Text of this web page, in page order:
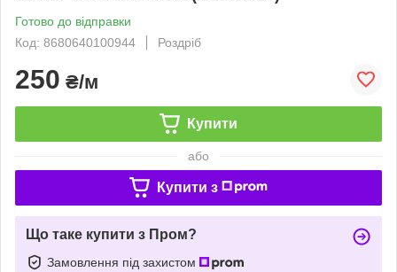
Готово до відправки
Код: 8680640100944
Роздріб
250 ₴/м
Купити
або
Купити з
Що таке купити з Пром?
Замовлення під захистом